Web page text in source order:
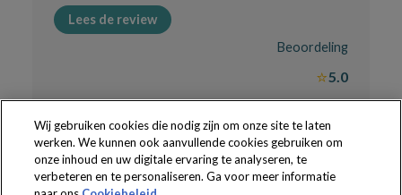
Lees de review
Beoordeling
⭐5.0
The following regulations apply to the use of this website:
Wij gebruiken cookies die nodig zijn om onze site te laten
werken. We kunnen ook aanvullende cookies gebruiken om
onze inhoud en uw digitale ervaring te analyseren, te
verbeteren en te personaliseren. Ga voor meer informatie